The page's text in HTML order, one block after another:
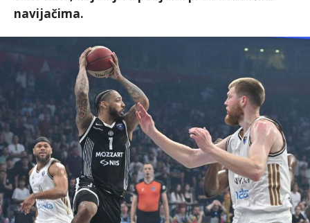
navijačima.